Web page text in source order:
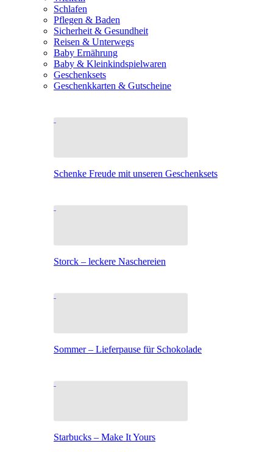
Schlafen
Pflegen & Baden
Sicherheit & Gesundheit
Reisen & Unterwegs
Baby Ernährung
Baby & Kleinkindspielwaren
Geschenksets
Geschenkkarten & Gutscheine
Schenke Freude mit unseren Geschenksets
Storck – leckere Naschereien
Sommer – Lieferpause für Schokolade
Starbucks – Make It Yours